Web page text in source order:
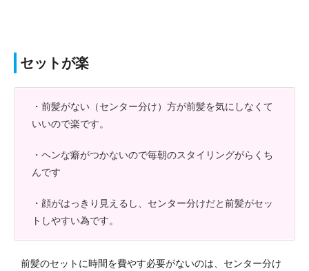
セットが楽
・前髪がない（センター分け）方が前髪を気にしなくて
いいので楽です。
・ヘンな癖がつかないので毎朝のスタイリングがらくち
んです
・顔がはっきり見えるし、センター分けだと前髪がセッ
トしやすい為です。
前髪のセットに時間を費やす必要がないのは、センター分け